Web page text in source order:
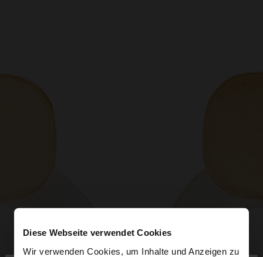
Diese Webseite verwendet Cookies
Wir verwenden Cookies, um Inhalte und Anzeigen zu